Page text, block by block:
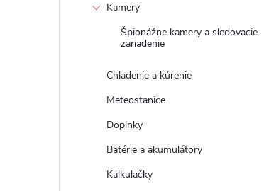
Kamery
Špionážne kamery a sledovacie
zariadenie
Chladenie a kúrenie
Meteostanice
Doplnky
Batérie a akumulátory
Kalkulačky